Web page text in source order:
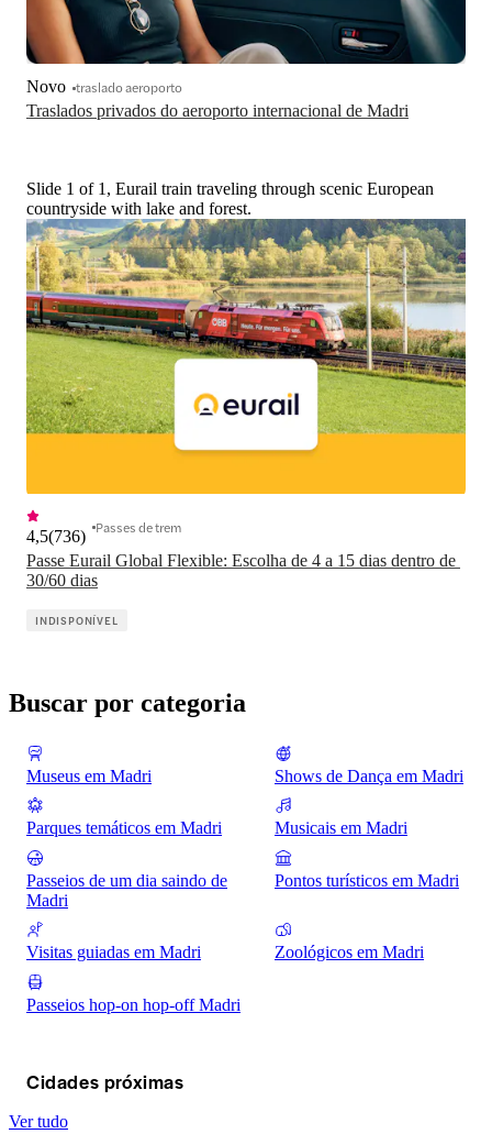
Traslados privados do aeroporto internacional de Madri
Novo traslado aeroporto
Slide 1 of 1, Eurail train traveling through scenic European
countryside with lake and forest.
Passe Eurail Global Flexible: Escolha de 4 a 15 dias dentro de
30/60 dias
4,5(736) Passes de trem
INDISPONÍVEL
Buscar por categoria
Museus em Madri Shows de Dança em Madri
Parques temáticos em Madri Musicais em Madri
Passeios de um dia saindo de
Madri
Pontos turísticos em Madri
Visitas guiadas em Madri Zoológicos em Madri
Passeios hop-on hop-off Madri
Cidades próximas
Ver tudo